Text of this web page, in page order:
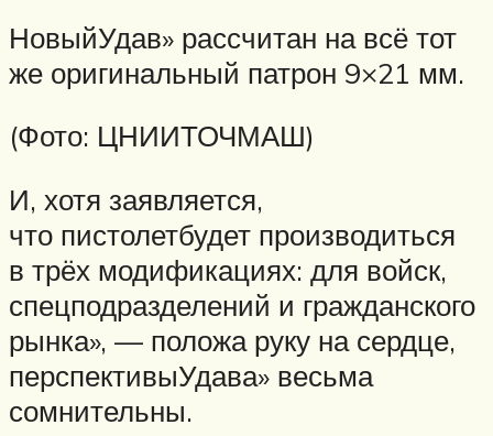
НовыйУдав» рассчитан на всё тот
же оригинальный патрон 9×21 мм.
(Фото: ЦНИИТОЧМАШ)
И, хотя заявляется,
что пистолетбудет производиться
в трёх модификациях: для войск,
спецподразделений и гражданского
рынка», — положа руку на сердце,
перспективыУдава» весьма
сомнительны.